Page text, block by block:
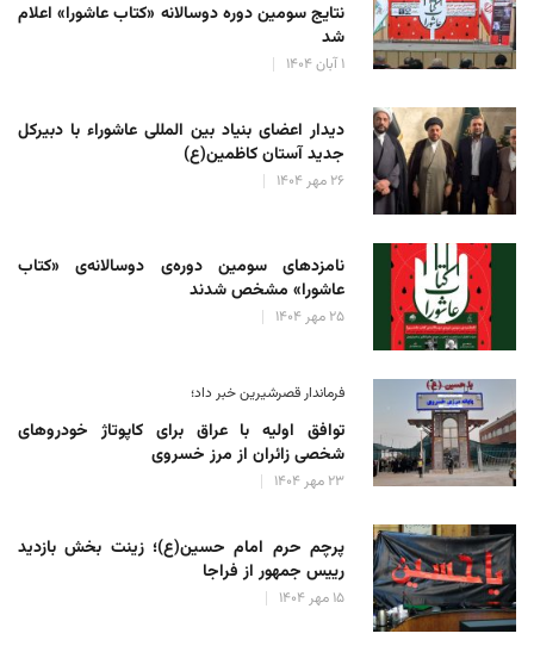
نتایج سومین دوره‌ دوسالانه‌ «کتاب عاشورا» اعلام
شد
۱ آبان ۱۴۰۴
دیدار اعضای بنیاد بین المللی عاشوراء با دبیرکل
جدید آستان کاظمین(ع)
۲۶ مهر ۱۴۰۴
نامزدهای سومین دوره‌ی دوسالانه‌ی «کتاب
عاشورا» مشخص شدند
۲۵ مهر ۱۴۰۴
فرماندار قصرشیرین خبر داد؛
توافق اولیه با عراق برای کاپوتاژ خودروهای
شخصی زائران از مرز خسروی
۲۳ مهر ۱۴۰۴
پرچم حرم امام حسین(ع)؛ زینت بخش بازدید
رییس جمهور از فراجا
۱۵ مهر ۱۴۰۴